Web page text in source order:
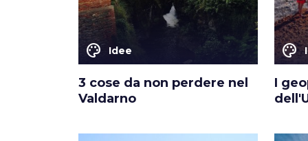
color_lens Idee
3 cose da non perdere nel
Valdarno
color_lens
I